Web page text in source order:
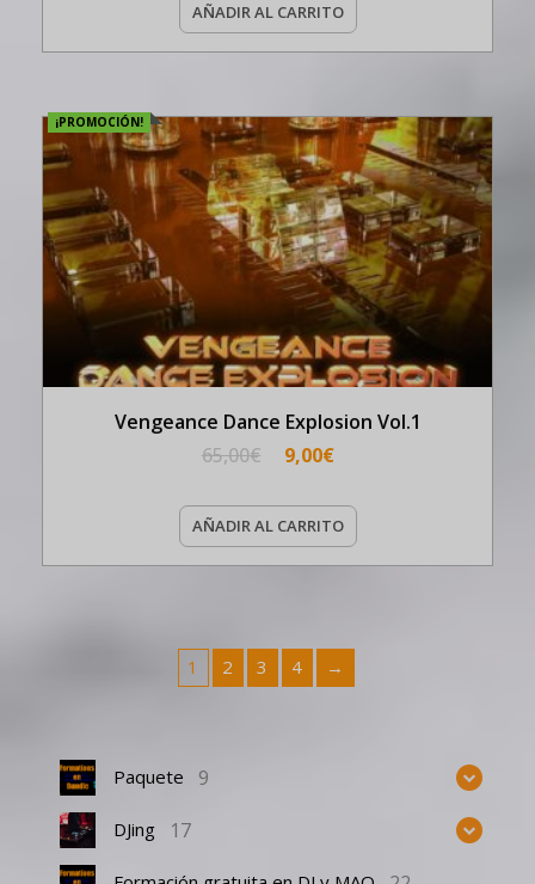
AÑADIR AL CARRITO
¡PROMOCIÓN!
Vengeance Dance Explosion Vol.1
65,00€ 9,00€
AÑADIR AL CARRITO
1 2 3 4 →
Paquete 9
DJing 17